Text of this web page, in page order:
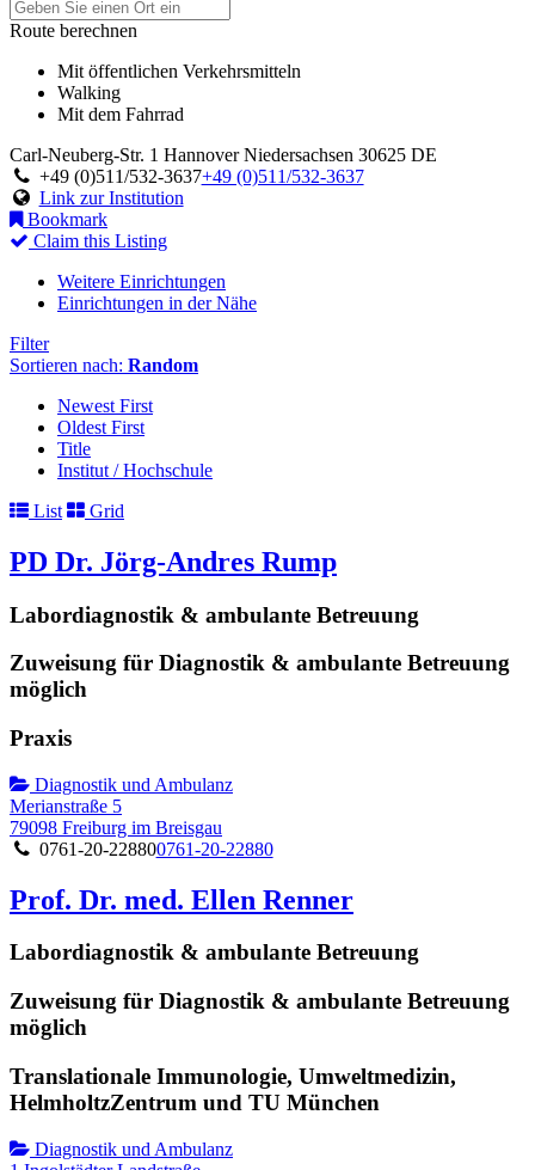
Route berechnen
Mit öffentlichen Verkehrsmitteln
Walking
Mit dem Fahrrad
Carl-Neuberg-Str. 1 Hannover Niedersachsen 30625 DE
+49 (0)511/532-3637+49 (0)511/532-3637
Link zur Institution
Bookmark
Claim this Listing
Weitere Einrichtungen
Einrichtungen in der Nähe
Filter
Sortieren nach: Random
Newest First
Oldest First
Title
Institut / Hochschule
List
Grid
PD Dr. Jörg-Andres Rump
Labordiagnostik & ambulante Betreuung
Zuweisung für Diagnostik & ambulante Betreuung
möglich
Praxis
Diagnostik und Ambulanz
Merianstraße 5
79098 Freiburg im Breisgau
0761-20-228800761-20-22880
Prof. Dr. med. Ellen Renner
Labordiagnostik & ambulante Betreuung
Zuweisung für Diagnostik & ambulante Betreuung
möglich
Translationale Immunologie, Umweltmedizin,
HelmholtzZentrum und TU München
Diagnostik und Ambulanz